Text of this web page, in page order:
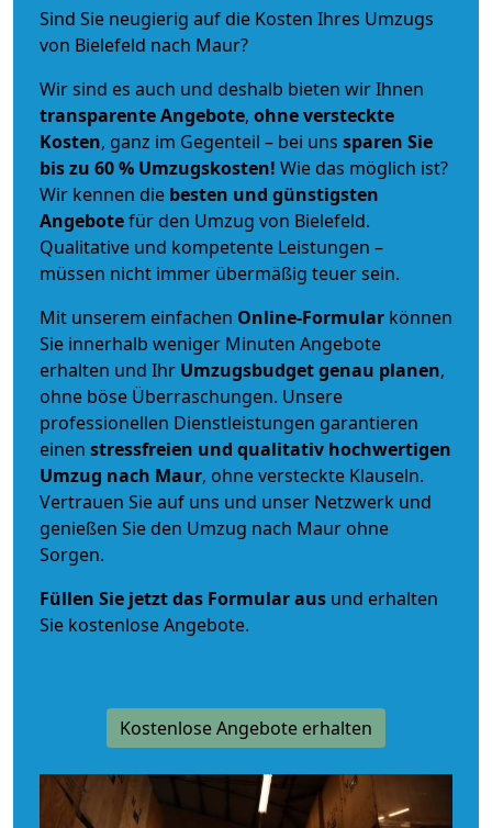
Sind Sie neugierig auf die Kosten Ihres Umzugs
von Bielefeld nach Maur?
Wir sind es auch und deshalb bieten wir Ihnen
transparente Angebote, ohne versteckte
Kosten, ganz im Gegenteil – bei uns sparen Sie
bis zu 60 % Umzugskosten! Wie das möglich ist?
Wir kennen die besten und günstigsten
Angebotefür den Umzug von Bielefeld.
Qualitative und kompetente Leistungen –
müssen nicht immer übermäßig teuer sein.
Mit unserem einfachen Online-Formular können
Sie innerhalb weniger Minuten Angebote
erhalten und Ihr Umzugsbudgetgenau planen,
ohne böse Überraschungen. Unsere
professionellen Dienstleistungen garantieren
einen stressfreien und qualitativ hochwertigen
Umzug nach Maur, ohne versteckte Klauseln.
Vertrauen Sie auf uns und unser Netzwerk und
genießen Sie den Umzug nach Maur ohne
Sorgen.
Füllen Sie jetzt das Formular aus und erhalten
Sie kostenlose Angebote.
Kostenlose Angebote erhalten